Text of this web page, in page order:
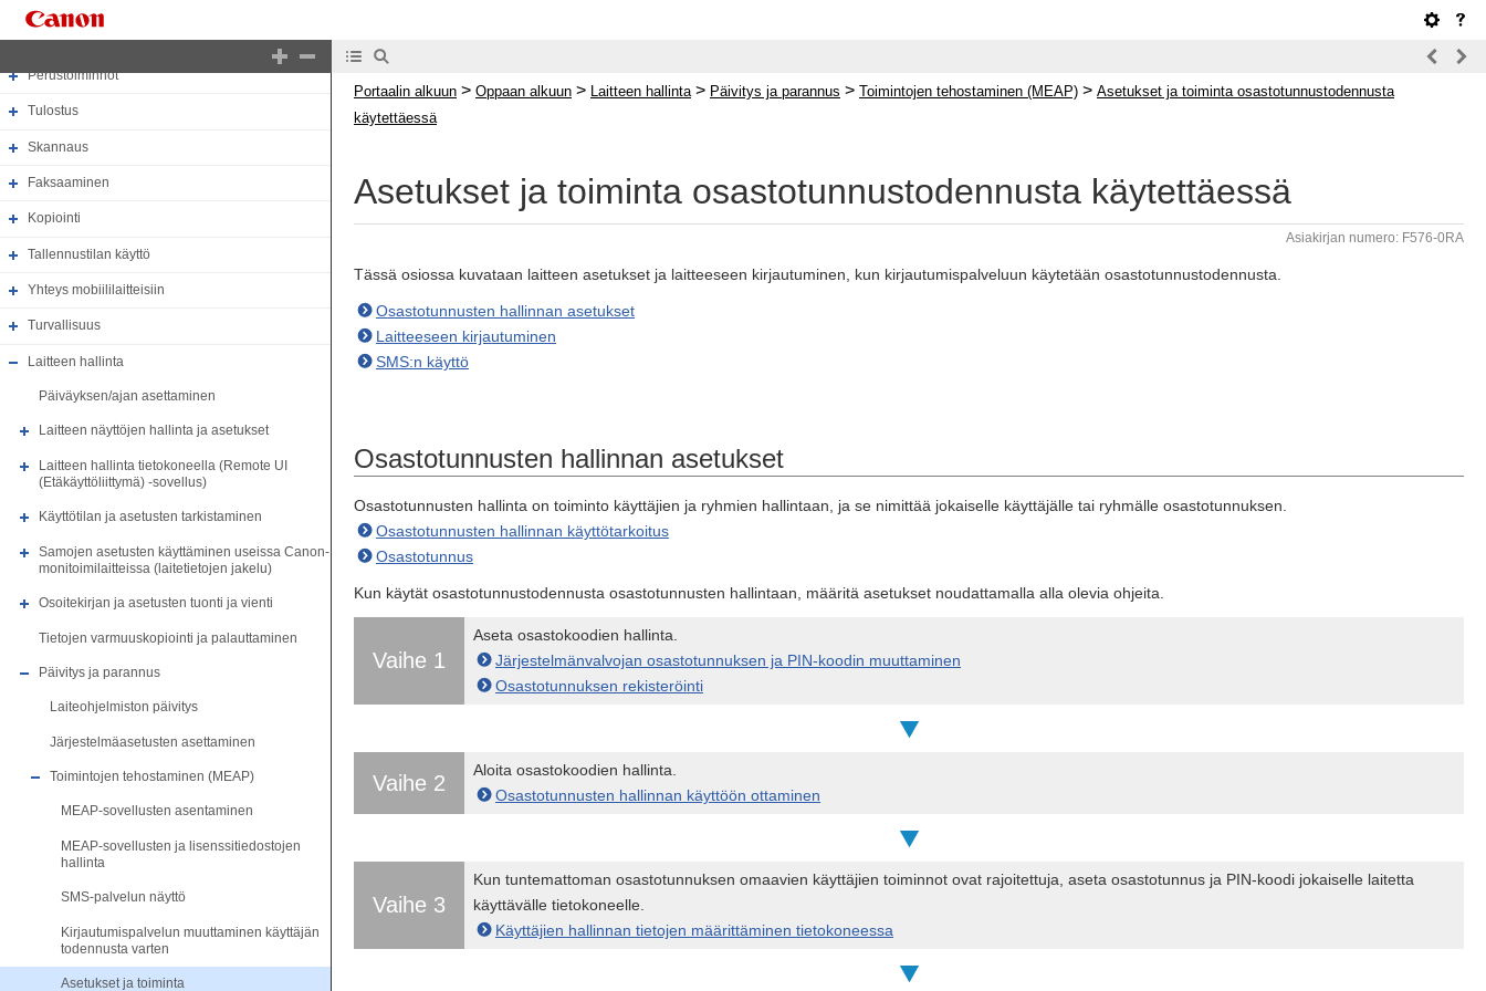
Kokoonpano
Perustoiminnot
Tulostus
Skannaus
Faksaaminen
Kopiointi
Tallennustilan käyttö
Yhteys mobiililaitteisiin
Turvallisuus
Laitteen hallinta
Päiväyksen/ajan asettaminen
Laitteen näyttöjen hallinta ja asetukset
Laitteen hallinta tietokoneella (Remote UI
(Etäkäyttöliittymä) -sovellus)
Käyttötilan ja asetusten tarkistaminen
Samojen asetusten käyttäminen useissa Canon-
monitoimilaitteissa (laitetietojen jakelu)
Osoitekirjan ja asetusten tuonti ja vienti
Tietojen varmuuskopiointi ja palauttaminen
Päivitys ja parannus
Laiteohjelmiston päivitys
Järjestelmäasetusten asettaminen
Toimintojen tehostaminen (MEAP)
MEAP-sovellusten asentaminen
MEAP-sovellusten ja lisenssitiedostojen
hallinta
SMS-palvelun näyttö
Kirjautumispalvelun muuttaminen käyttäjän
todennusta varten
Asetukset ja toiminta
Portaalin alkuun > Oppaan alkuun > Laitteen hallinta > Päivitys ja parannus > Toimintojen tehostaminen (MEAP) > Asetukset ja toiminta osastotunnustodennusta
käytettäessä
Asetukset ja toiminta osastotunnustodennusta käytettäessä
Asiakirjan numero: F576-0RA
Tässä osiossa kuvataan laitteen asetukset ja laitteeseen kirjautuminen, kun kirjautumispalveluun käytetään osastotunnustodennusta.
Osastotunnusten hallinnan asetukset
Laitteeseen kirjautuminen
SMS:n käyttö
Osastotunnusten hallinnan asetukset
Osastotunnusten hallinta on toiminto käyttäjien ja ryhmien hallintaan, ja se nimittää jokaiselle käyttäjälle tai ryhmälle osastotunnuksen.
Osastotunnusten hallinnan käyttötarkoitus
Osastotunnus
Kun käytät osastotunnustodennusta osastotunnusten hallintaan, määritä asetukset noudattamalla alla olevia ohjeita.
Vaihe 1
Aseta osastokoodien hallinta.
Järjestelmänvalvojan osastotunnuksen ja PIN-koodin muuttaminen
Osastotunnuksen rekisteröinti
Vaihe 2
Aloita osastokoodien hallinta.
Osastotunnusten hallinnan käyttöön ottaminen
Vaihe 3
Kun tuntemattoman osastotunnuksen omaavien käyttäjien toiminnot ovat rajoitettuja, aseta osastotunnus ja PIN-koodi jokaiselle laitetta
käyttävälle tietokoneelle.
Käyttäjien hallinnan tietojen määrittäminen tietokoneessa